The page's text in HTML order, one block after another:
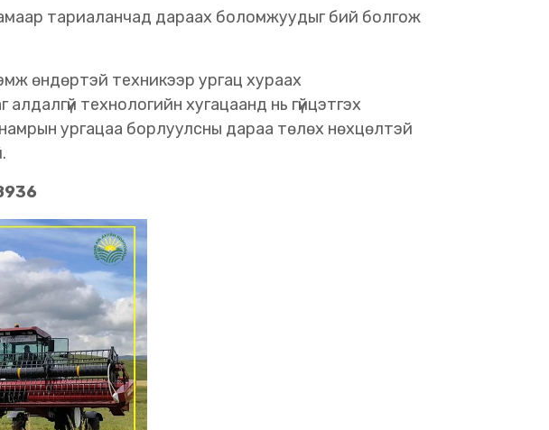
замаар тариаланчад дараах боломжуудыг бий болгож
өндөртэй техникээр ургац хураах
технологийн хугацаанд нь гүйцэтгэх
ургацаа борлуулсны дараа төлөх нөхцөлтэй